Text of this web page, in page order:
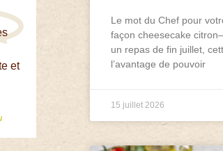
et
Le mot du Chef pour
façon cheesecake
un repas de fin juillet,
l’avantage de pouvoir
15 juillet 2026